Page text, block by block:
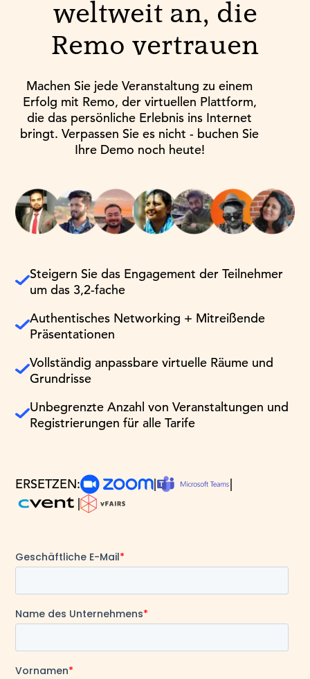
weltweit an, die
Remo vertrauen
Machen Sie jede Veranstaltung zu einem
Erfolg mit Remo, der virtuellen Plattform,
die das persönliche Erlebnis ins Internet
bringt. Verpassen Sie es nicht - buchen Sie
Ihre Demo noch heute!
Steigern Sie das Engagement der Teilnehmer
um das 3,2-fache
Authentisches Networking + Mitreißende
Präsentationen
Vollständig anpassbare virtuelle Räume und
Grundrisse
Unbegrenzte Anzahl von Veranstaltungen und
Registrierungen für alle Tarife
ERSETZEN: |
|
|